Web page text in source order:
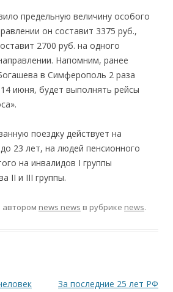
предельную величину особого
он составит 3375 руб.,
2700 руб. на одного
Напомним, ранее
в Симферополь 2 раза
июня, будет выполнять рейсы
поездку действует на
23 лет, на людей пенсионного
на инвалидов I группы
II и III группы.
автором news news в рубрике news.
За последние 25 лет РФ